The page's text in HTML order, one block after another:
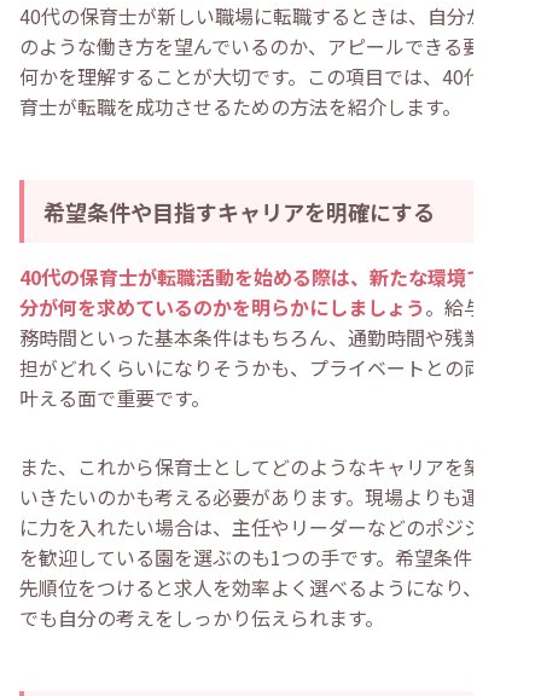
40代の保育士が新しい職場に転職するときは、自分がど
のような働き方を望んでいるのか、アピールできる要素は
何かを理解することが大切です。この項目では、40代の保
育士が転職を成功させるための方法を紹介します。
希望条件や目指すキャリアを明確にする
40代の保育士が転職活動を始める際は、新たな環境で自
分が何を求めているのかを明らかにしましょう。給与や勤
務時間といった基本条件はもちろん、通勤時間や残業の負
担がどれくらいになりそうかも、プライベートとの両立を
叶える面で重要です。
また、これから保育士としてどのようなキャリアを築いて
いきたいのかも考える必要があります。現場よりも運営側
に力を入れたい場合は、主任やリーダーなどのポジション
を歓迎している園を選ぶのも1つの手です。希望条件に優
先順位をつけると求人を効率よく選べるようになり、面接
でも自分の考えをしっかり伝えられます。